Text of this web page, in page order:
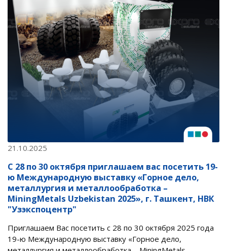
21.10.2025
С 28 по 30 октября приглашаем вас посетить 19-
ю Международную выставку «Горное дело,
металлургия и металлообработка –
MiningMetals Uzbekistan 2025», г. Ташкент, НВК
"Узэкспоцентр"
Приглашаем Вас посетить с 28 по 30 октября 2025 года
19-ю Международную выставку «Горное дело,